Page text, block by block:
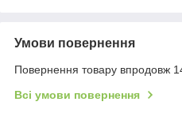
Умови повернення
Повернення товару впродовж
Всі умови повернення